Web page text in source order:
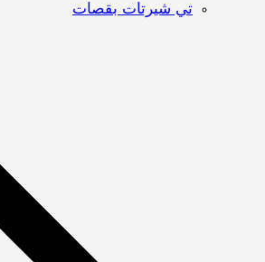
تي شيرتات بقصات